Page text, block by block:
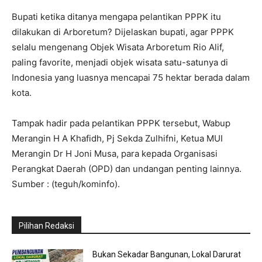
Bupati ketika ditanya mengapa pelantikan PPPK itu
dilakukan di Arboretum? Dijelaskan bupati, agar PPPK
selalu mengenang Objek Wisata Arboretum Rio Alif,
paling favorite, menjadi objek wisata satu-satunya di
Indonesia yang luasnya mencapai 75 hektar berada dalam
kota.
Tampak hadir pada pelantikan PPPK tersebut, Wabup
Merangin H A Khafidh, Pj Sekda Zulhifni, Ketua MUI
Merangin Dr H Joni Musa, para kepada Organisasi
Perangkat Daerah (OPD) dan undangan penting lainnya.
Sumber : (teguh/kominfo).
Pilihan Redaksi
Bukan Sekadar Bangunan, Lokal Darurat